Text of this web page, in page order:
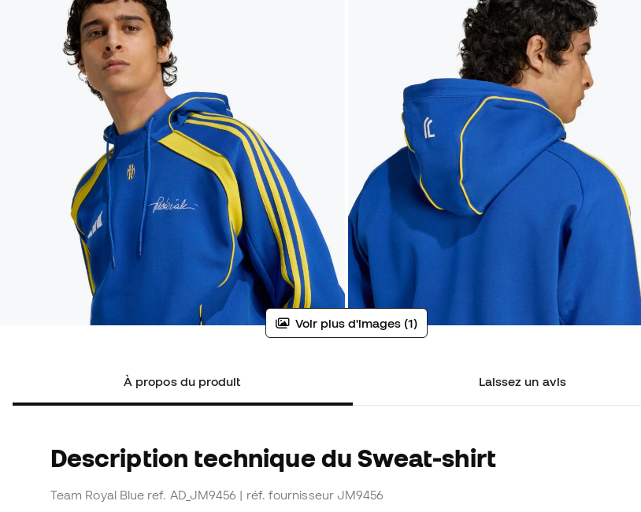
Voir plus d'images (1)
À propos du produit Laissez un avis
Description technique du Sweat-shirt
Team Royal Blue ref. AD_JM9456 | réf. fournisseur JM9456